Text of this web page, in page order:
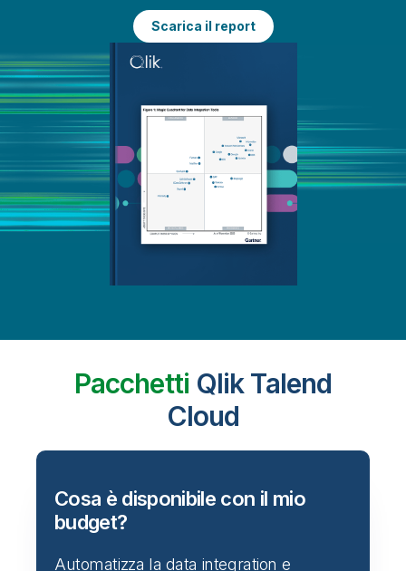
Scarica il report
Pacchetti Qlik Talend
Cloud
Cosa è disponibile con il mio
budget?
Automatizza la data integration e